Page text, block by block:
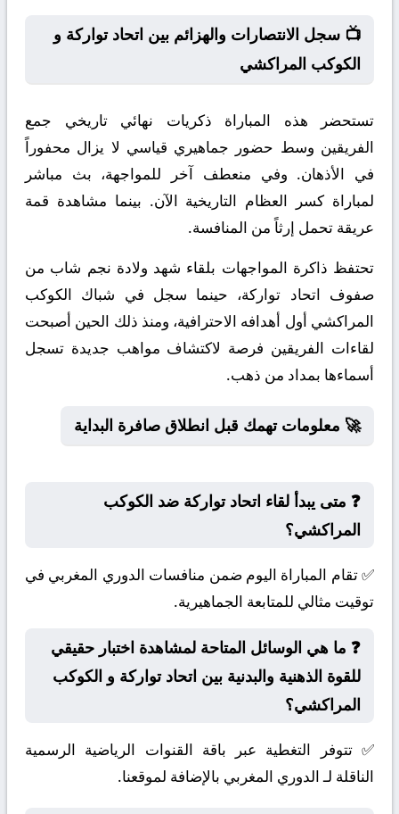
📺 سجل الانتصارات والهزائم بين اتحاد تواركة و
الكوكب المراكشي
تستحضر هذه المباراة ذكريات نهائي تاريخي جمع
الفريقين وسط حضور جماهيري قياسي لا يزال محفوراً
في الأذهان. وفي منعطف آخر للمواجهة، بث مباشر
لمباراة كسر العظام التاريخية الآن. بينما مشاهدة قمة
عريقة تحمل إرثاً من المنافسة.
تحتفظ ذاكرة المواجهات بلقاء شهد ولادة نجم شاب من
صفوف اتحاد تواركة، حينما سجل في شباك الكوكب
المراكشي أول أهدافه الاحترافية، ومنذ ذلك الحين أصبحت
لقاءات الفريقين فرصة لاكتشاف مواهب جديدة تسجل
أسماءها بمداد من ذهب.
🚀 معلومات تهمك قبل انطلاق صافرة البداية
❓ متى يبدأ لقاء اتحاد تواركة ضد الكوكب
المراكشي؟
✅ تقام المباراة اليوم ضمن منافسات الدوري المغربي في
توقيت مثالي للمتابعة الجماهيرية.
❓ ما هي الوسائل المتاحة لمشاهدة اختبار حقيقي
للقوة الذهنية والبدنية بين اتحاد تواركة و الكوكب
المراكشي؟
✅ تتوفر التغطية عبر باقة القنوات الرياضية الرسمية
الناقلة لـ الدوري المغربي بالإضافة لموقعنا.